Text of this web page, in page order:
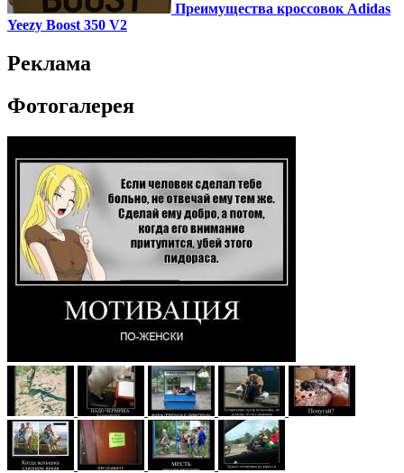
Преимущества кроссовок Adidas
Yeezy Boost 350 V2
Реклама
Фотогалерея